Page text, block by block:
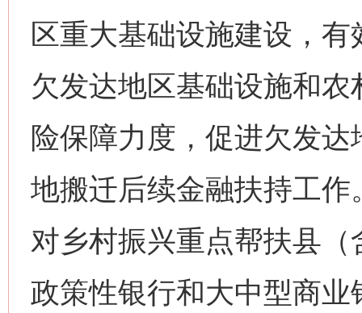
区重大基础设施建设，
欠发达地区基础设施和
险保障力度，促进欠发
地搬迁后续金融扶持工
对乡村振兴重点帮扶县
政策性银行和大中型商